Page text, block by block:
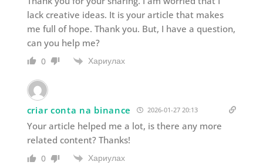
lack creative ideas. It is your article that makes
me full of hope. Thank you. But, I have a question,
can you help me?
0 Хариулах
criar conta na binance 2026-01-27 20:13
Your article helped me a lot, is there any more
related content? Thanks!
0 Хариулах